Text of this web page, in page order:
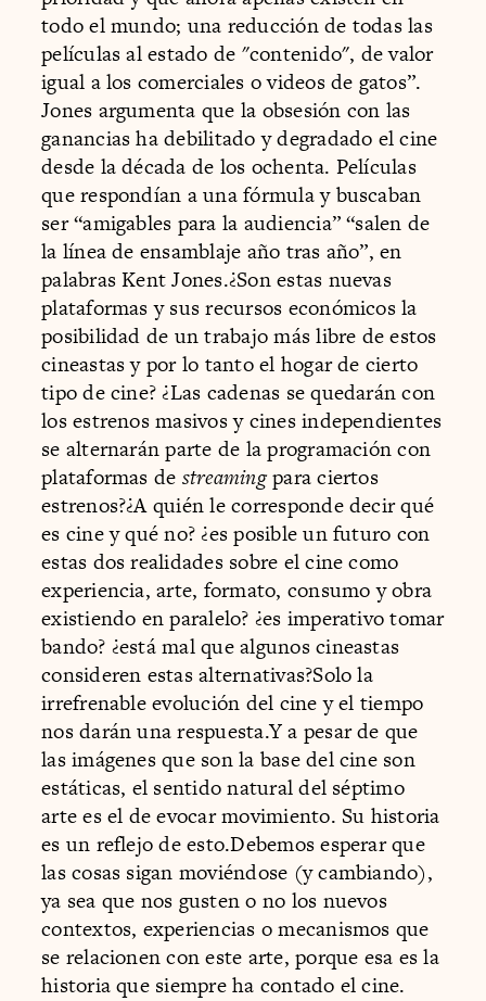
todo el mundo; una reducción de todas las
películas al estado de "contenido", de valor
igual a los comerciales o videos de gatos”.
Jones argumenta que la obsesión con las
ganancias ha debilitado y degradado el cine
desde la década de los ochenta. Películas
que respondían a una fórmula y buscaban
ser “amigables para la audiencia” “salen de
la línea de ensamblaje año tras año”, en
palabras Kent Jones.¿Son estas nuevas
plataformas y sus recursos económicos la
posibilidad de un trabajo más libre de estos
cineastas y por lo tanto el hogar de cierto
tipo de cine? ¿Las cadenas se quedarán con
los estrenos masivos y cines independientes
se alternarán parte de la programación con
plataformas de streamingpara ciertos
estrenos?¿A quién le corresponde decir qué
es cine y qué no? ¿es posible un futuro con
estas dos realidades sobre el cine como
experiencia, arte, formato, consumo y obra
existiendo en paralelo? ¿es imperativo tomar
bando? ¿está mal que algunos cineastas
consideren estas alternativas?Solo la
irrefrenable evolución del cine y el tiempo
nos darán una respuesta.Y a pesar de que
las imágenes que son la base del cine son
estáticas, el sentido natural del séptimo
arte es el de evocar movimiento. Su historia
es un reflejo de esto.Debemos esperar que
las cosas sigan moviéndose (y cambiando),
ya sea que nos gusten o no los nuevos
contextos, experiencias o mecanismos que
se relacionen con este arte, porque esa es la
historia que siempre ha contado el cine.